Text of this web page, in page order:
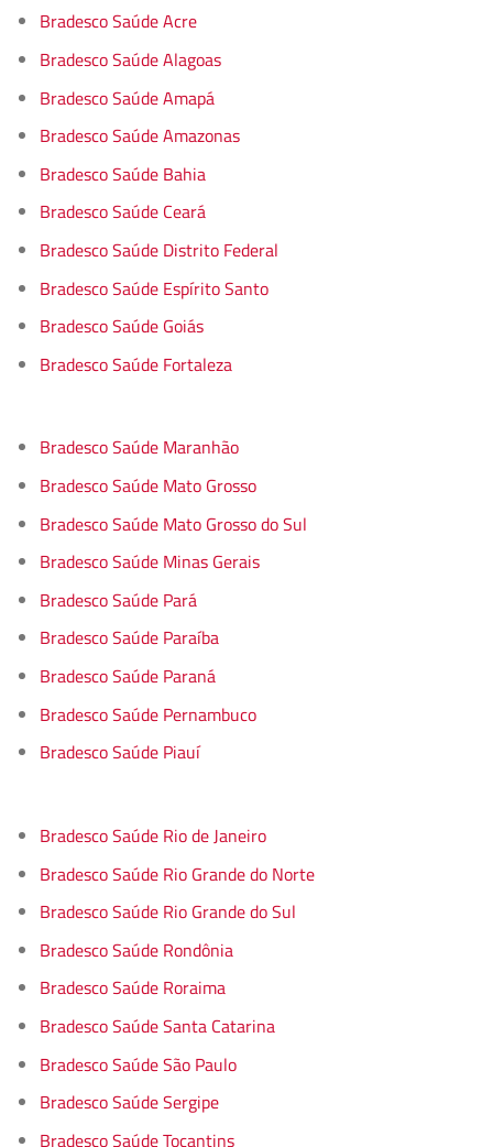
Bradesco Saúde Acre
Bradesco Saúde Alagoas
Bradesco Saúde Amapá
Bradesco Saúde Amazonas
Bradesco Saúde Bahia
Bradesco Saúde Ceará
Bradesco Saúde Distrito Federal
Bradesco Saúde Espírito Santo
Bradesco Saúde Goiás
Bradesco Saúde Fortaleza
Bradesco Saúde Maranhão
Bradesco Saúde Mato Grosso
Bradesco Saúde Mato Grosso do Sul
Bradesco Saúde Minas Gerais
Bradesco Saúde Pará
Bradesco Saúde Paraíba
Bradesco Saúde Paraná
Bradesco Saúde Pernambuco
Bradesco Saúde Piauí
Bradesco Saúde Rio de Janeiro
Bradesco Saúde Rio Grande do Norte
Bradesco Saúde Rio Grande do Sul
Bradesco Saúde Rondônia
Bradesco Saúde Roraima
Bradesco Saúde Santa Catarina
Bradesco Saúde São Paulo
Bradesco Saúde Sergipe
Bradesco Saúde Tocantins